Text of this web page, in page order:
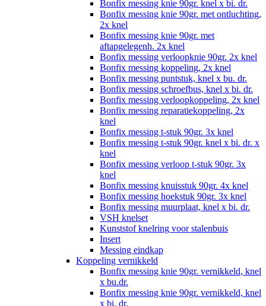
Bonfix messing knie 90gr. knel x bi. dr.
Bonfix messing knie 90gr. met ontluchting,
2x knel
Bonfix messing knie 90gr. met
aftapgelegenh. 2x knel
Bonfix messing verloopknie 90gr. 2x knel
Bonfix messing koppeling, 2x knel
Bonfix messing puntstuk, knel x bu. dr.
Bonfix messing schroefbus, knel x bi. dr.
Bonfix messing verloopkoppeling, 2x knel
Bonfix messing reparatiekoppeling, 2x
knel
Bonfix messing t-stuk 90gr. 3x knel
Bonfix messing t-stuk 90gr. knel x bi. dr. x
knel
Bonfix messing verloop t-stuk 90gr. 3x
knel
Bonfix messing knuisstuk 90gr. 4x knel
Bonfix messing hoekstuk 90gr. 3x knel
Bonfix messing muurplaat, knel x bi. dr.
VSH knelset
Kunststof knelring voor stalenbuis
Insert
Messing eindkap
Koppeling vernikkeld
Bonfix messing knie 90gr. vernikkeld, knel
x bu.dr.
Bonfix messing knie 90gr. vernikkeld, knel
x bi. dr.